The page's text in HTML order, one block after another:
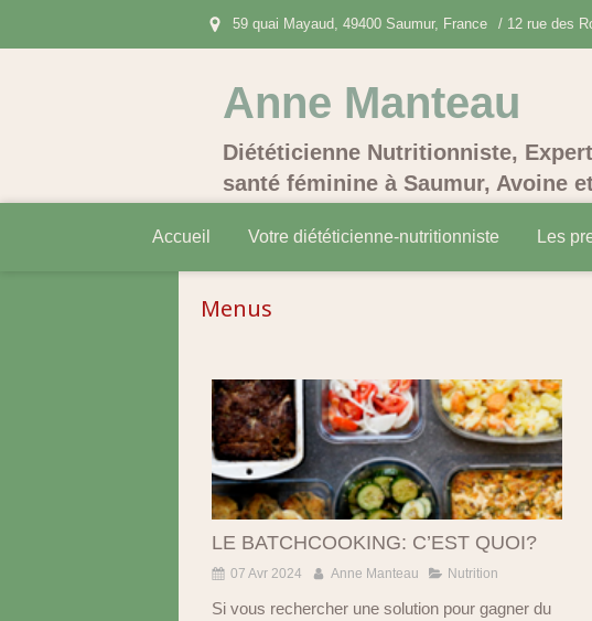
59 quai Mayaud, 49400 Saumur, France / 12 rue des
Anne Manteau
Diététicienne Nutritionniste,
santé féminine à Saumur, Avoine
Accueil Votre diététicienne-nutritionniste Les
Menus
LE BATCHCOOKING: C’EST QUOI?
07 Avr 2024 Anne Manteau Nutrition
Si vous rechercher une solution pour gagner du